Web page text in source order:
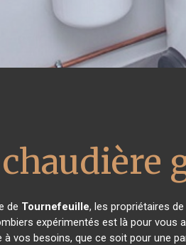
chaudière
de Tournefeuille, les propriétaires
expérimentés est là pour vous
à vos besoins, que ce soit pour une